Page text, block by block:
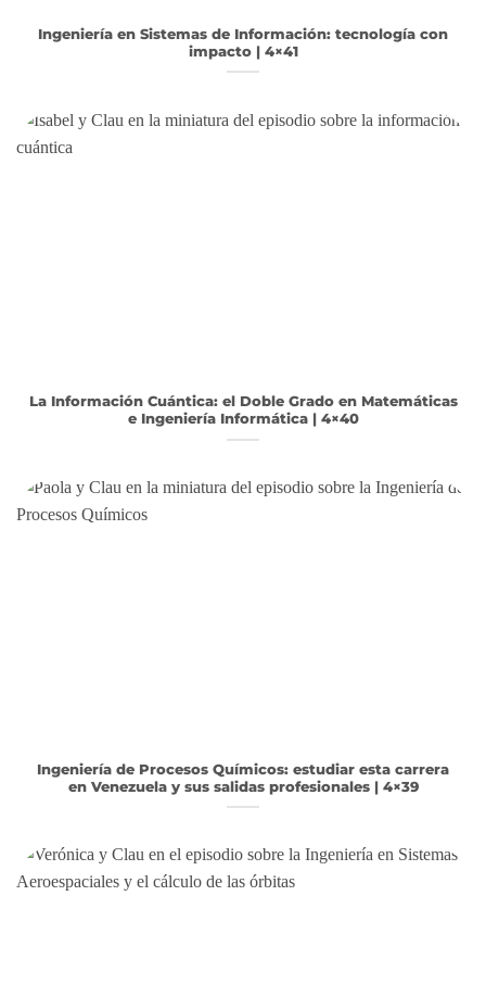
Ingeniería en Sistemas de Información: tecnología con
impacto | 4×41
La Información Cuántica: el Doble Grado en Matemáticas
e Ingeniería Informática | 4×40
Ingeniería de Procesos Químicos: estudiar esta carrera
en Venezuela y sus salidas profesionales | 4×39